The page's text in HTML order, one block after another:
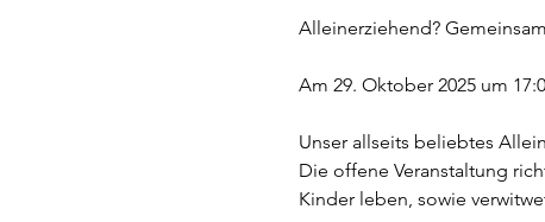
Alleinerziehend?
Am 29. Oktober 2025 um
Unser allseits beliebtes
Die offene Veranstaltung
Kinder leben, sowie